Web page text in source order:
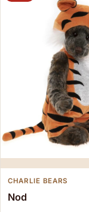
CHARLIE BEARS
Nod